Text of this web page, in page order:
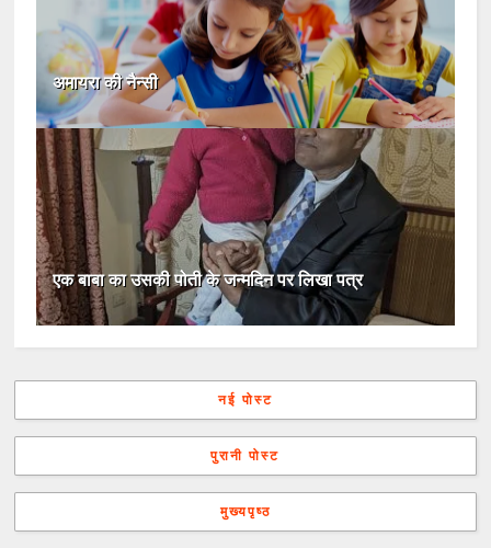
अमायरा की नैन्सी
एक बाबा का उसकी पोती के जन्मदिन पर लिखा पत्र
नई पोस्ट
पुरानी पोस्ट
मुख्यपृष्ठ